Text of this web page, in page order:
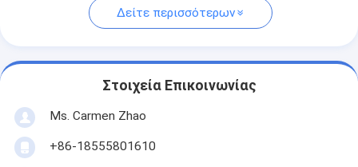
Δείτε περισσότερων
Στοιχεία Επικοινωνίας
Ms. Carmen Zhao
+86-18555801610